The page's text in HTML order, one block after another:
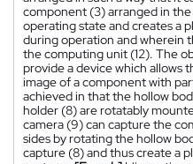
component (3) arranged in
operating state and creates a
during operation and wherein
the computing unit (12). The
provide a device which allows
image of a component with
achieved in that the hollow
holder (8) are rotatably
camera (9) can capture the
sides by rotating the hollow
capture (8) and thus create a